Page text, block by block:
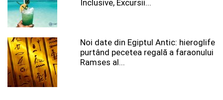
Inclusive, Excursii...
Noi date din Egiptul Antic: hieroglife
purtând pecetea regală a faraonului
Ramses al...